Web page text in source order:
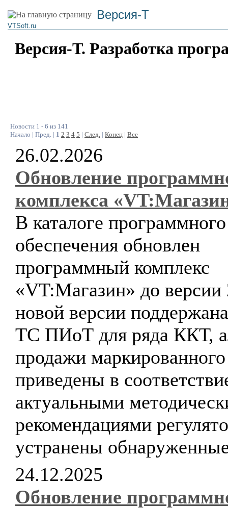
Версия-Т
VTSoft.ru
Версия-Т. Разработка
Новости 1 - 6 из 141
Начало | Пред. | 1 2 3 4 5 | След. | Конец | Все
26.02.2026
Обновление
комплекса
В каталоге программного
обеспечения обновлен
программный комплекс
«VT:Магазин» до
новой версии
ТС ПИоТ для ряда ККТ,
продажи маркированного
приведены в
актуальными
рекомендациями
устранены
24.12.2025
Обновление